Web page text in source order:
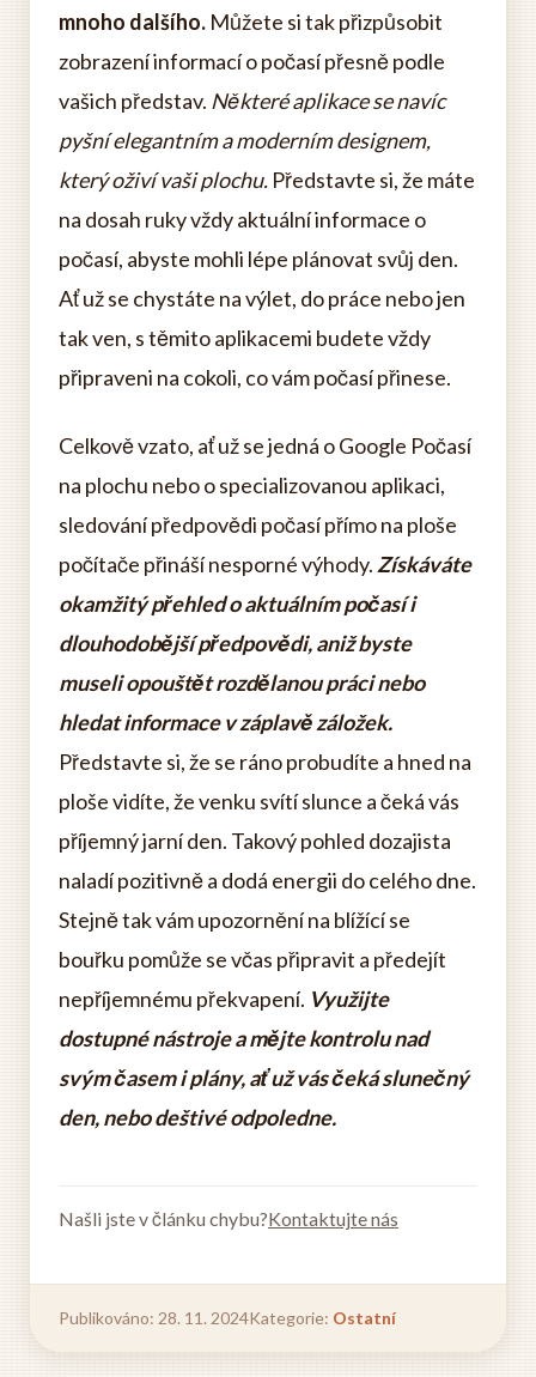
mnoho dalšího. Můžete si tak přizpůsobit
zobrazení informací o počasí přesně podle
vašich představ. Některé aplikace se navíc
pyšní elegantním a moderním designem,
který oživí vaši plochu. Představte si, že máte
na dosah ruky vždy aktuální informace o
počasí, abyste mohli lépe plánovat svůj den.
Ať už se chystáte na výlet, do práce nebo jen
tak ven, s těmito aplikacemi budete vždy
připraveni na cokoli, co vám počasí přinese.
Celkově vzato, ať už se jedná o Google Počasí
na plochu nebo o specializovanou aplikaci,
sledování předpovědi počasí přímo na ploše
počítače přináší nesporné výhody. Získáváte
okamžitý přehled o aktuálním počasí i
dlouhodobější předpovědi, aniž byste
museli opouštět rozdělanou práci nebo
hledat informace v záplavě záložek.
Představte si, že se ráno probudíte a hned na
ploše vidíte, že venku svítí slunce a čeká vás
příjemný jarní den. Takový pohled dozajista
naladí pozitivně a dodá energii do celého dne.
Stejně tak vám upozornění na blížící se
bouřku pomůže se včas připravit a předejít
nepříjemnému překvapení. Využijte
dostupné nástroje a mějte kontrolu nad
svým časem i plány, ať už vás čeká slunečný
den, nebo deštivé odpoledne.
Našli jste v článku chybu?Kontaktujte nás
Publikováno: 28. 11. 2024Kategorie: Ostatní